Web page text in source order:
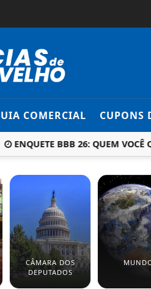
COMERCIAL CUPONS
BBB 26: QUEM VOCÊ
CÂMARA DOS
DEPUTADOS